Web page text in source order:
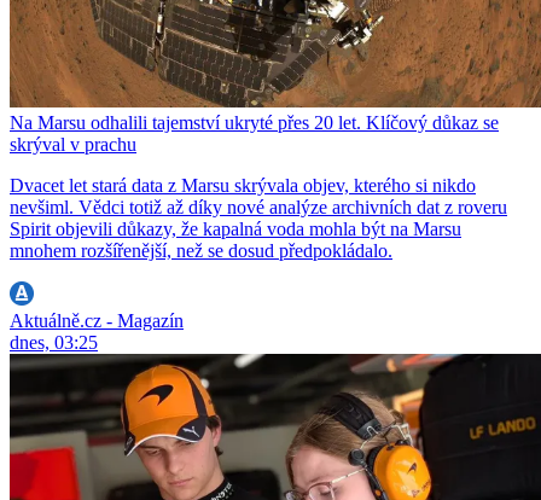
Na Marsu odhalili tajemství ukryté přes 20 let. Klíčový důkaz se
skrýval v prachu
Dvacet let stará data z Marsu skrývala objev, kterého si nikdo
nevšiml. Vědci totiž až díky nové analýze archivních dat z roveru
Spirit objevili důkazy, že kapalná voda mohla být na Marsu
mnohem rozšířenější, než se dosud předpokládalo.
Aktuálně.cz - Magazín
dnes, 03:25